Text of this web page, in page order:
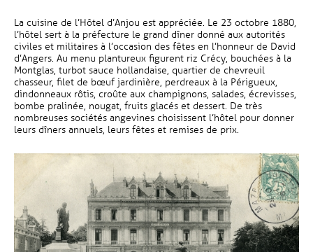
La cuisine de l’Hôtel d’Anjou est appréciée. Le 23 octobre 1880,
l’hôtel sert à la préfecture le grand dîner donné aux autorités
civiles et militaires à l’occasion des fêtes en l’honneur de David
d’Angers. Au menu plantureux figurent riz Crécy, bouchées à la
Montglas, turbot sauce hollandaise, quartier de chevreuil
chasseur, filet de bœuf jardinière, perdreaux à la Périgueux,
dindonneaux rôtis, croûte aux champignons, salades, écrevisses,
bombe pralinée, nougat, fruits glacés et dessert. De très
nombreuses sociétés angevines choisissent l’hôtel pour donner
leurs dîners annuels, leurs fêtes et remises de prix.